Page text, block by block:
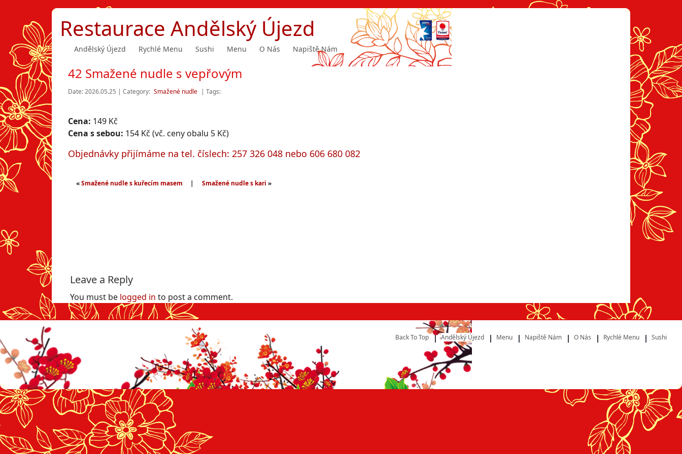
Restaurace Andělský Újezd
Andělský Újezd Rychlé Menu Sushi Menu O Nás Napiště Nám
42 Smažené nudle s vepřovým
Date: 2026.05.25 | Category: Smažené nudle | Tags:
Cena: 149 Kč
Cena s sebou: 154 Kč (vč. ceny obalu 5 Kč)
Objednávky přijímáme na tel. číslech: 257 326 048 nebo 606 680 082
«Smažené nudle s kuřecím masem | Smažené nudle s kari »
Leave a Reply
You must be logged in to post a comment.
Back To Top Andělský Újezd Menu Napiště Nám O Nás Rychlé Menu Sushi